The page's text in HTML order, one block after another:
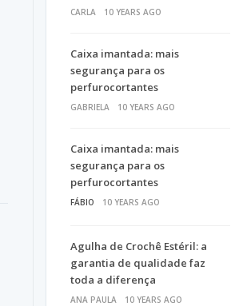
CARLA 10 YEARS AGO
Caixa imantada: mais
segurança para os
perfurocortantes
GABRIELA 10 YEARS AGO
Caixa imantada: mais
segurança para os
perfurocortantes
FÁBIO 10 YEARS AGO
Agulha de Crochê Estéril: a
garantia de qualidade faz
toda a diferença
ANA PAULA 10 YEARS AGO